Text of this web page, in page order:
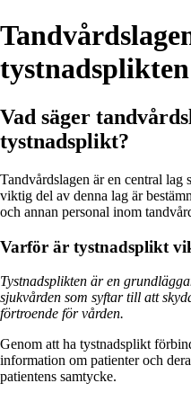
Vad säger
tystnadsplikt?
Tandvårdslagen är en central lag
viktig del av denna lag är
och annan personal inom
Varför är tystnadsplikt
Tystnadsplikten är en
sjukvården som syftar till att
förtroende för vården.
Genom att ha tystnadsplikt
information om patienter och
patientens samtycke.